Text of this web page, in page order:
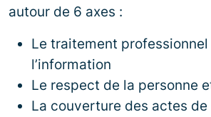
autour de 6 axes :
Le traitement professionnel
l’information
Le respect de la personne
La couverture des actes de